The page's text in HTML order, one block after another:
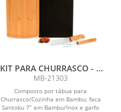
KIT PARA CHURRASCO - 3
PÇS
MB-21303
Composto por tábua para
Churrasco/Cozinha em Bambu; faca
Santoku 7” em Bambu/Inox e garfo